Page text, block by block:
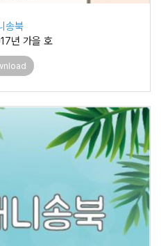
송북
년 가을 호